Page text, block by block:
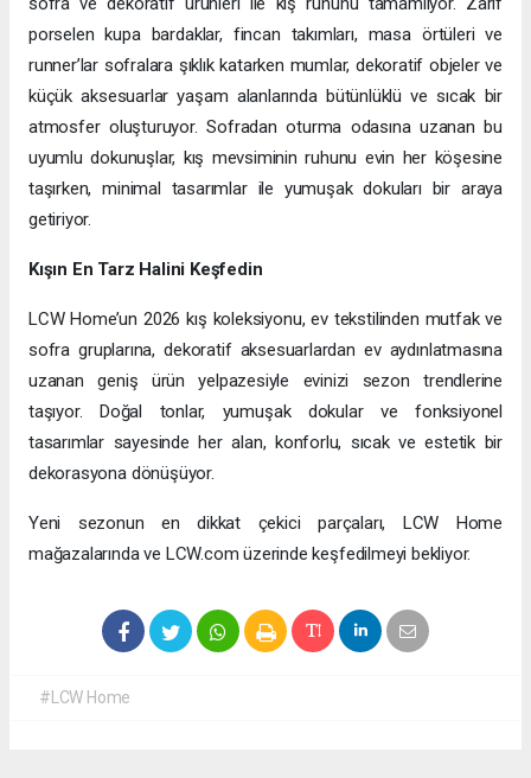
porselen kupa bardaklar, fincan takımları, masa örtüleri ve
runner’lar sofralara şıklık katarken mumlar, dekoratif objeler ve
küçük aksesuarlar yaşam alanlarında bütünlüklü ve sıcak bir
atmosfer oluşturuyor. Sofradan oturma odasına uzanan bu
uyumlu dokunuşlar, kış mevsiminin ruhunu evin her köşesine
taşırken, minimal tasarımlar ile yumuşak dokuları bir araya
getiriyor.
Kışın En Tarz Halini Keşfedin
LCW Home’un 2026 kış koleksiyonu, ev tekstilinden mutfak ve
sofra gruplarına, dekoratif aksesuarlardan ev aydınlatmasına
uzanan geniş ürün yelpazesiyle evinizi sezon trendlerine
taşıyor. Doğal tonlar, yumuşak dokular ve fonksiyonel
tasarımlar sayesinde her alan, konforlu, sıcak ve estetik bir
dekorasyona dönüşüyor.
Yeni sezonun en dikkat çekici parçaları, LCW Home
mağazalarında ve LCW.com üzerinde keşfedilmeyi bekliyor.
#LCW Home